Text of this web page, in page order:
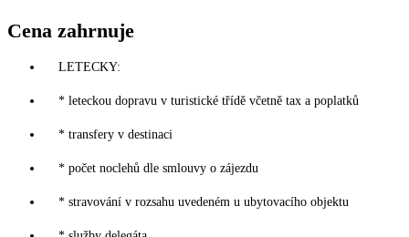
Cena zahrnuje
LETECKY:
* leteckou dopravu v turistické třídě včetně tax a poplatků
* transfery v destinaci
* počet noclehů dle smlouvy o zájezdu
* stravování v rozsahu uvedeném u ubytovacího objektu